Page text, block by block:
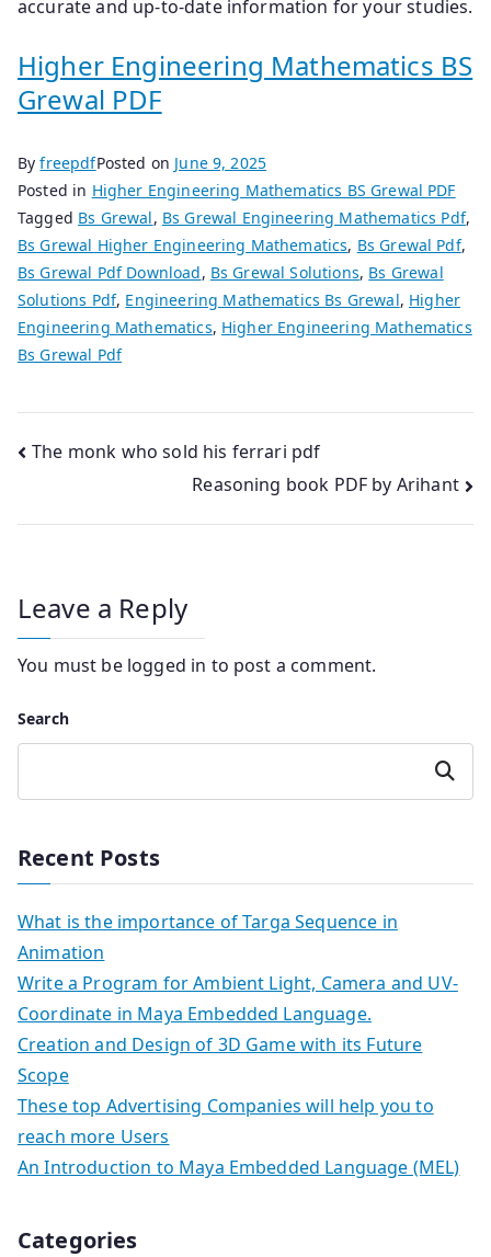
accurate and up-to-date information for your studies.
Higher Engineering Mathematics BS
Grewal PDF
ByfreepdfPosted on June 9, 2025
Posted in Higher Engineering Mathematics BS Grewal PDF
Tagged Bs Grewal, Bs Grewal Engineering Mathematics Pdf,
Bs Grewal Higher Engineering Mathematics, Bs Grewal Pdf,
Bs Grewal Pdf Download, Bs Grewal Solutions, Bs Grewal
Solutions Pdf, Engineering Mathematics Bs Grewal, Higher
Engineering Mathematics, Higher Engineering Mathematics
Bs Grewal Pdf
Post
The monk who sold his ferrari pdf
Reasoning book PDF by Arihant
Leave a Reply
You must be logged in to post a comment.
Search
Search
Recent Posts
What is the importance of Targa Sequence in
Animation
Write a Program for Ambient Light, Camera and UV-
Coordinate in Maya Embedded Language.
Creation and Design of 3D Game with its Future
Scope
These top Advertising Companies will help you to
reach more Users
An Introduction to Maya Embedded Language (MEL)
Categories